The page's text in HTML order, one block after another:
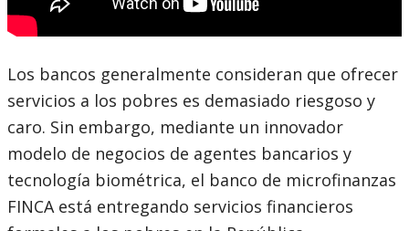
Los bancos generalmente consideran que ofrecer
servicios a los pobres es demasiado riesgoso y
caro. Sin embargo, mediante un innovador
modelo de negocios de agentes bancarios y
tecnología biométrica, el banco de microfinanzas
FINCA está entregando servicios financieros